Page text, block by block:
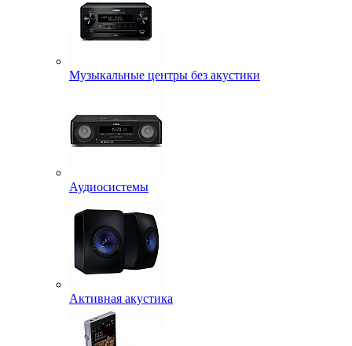
Музыкальные центры без акустики
Аудиосистемы
Активная акустика